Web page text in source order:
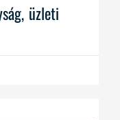
üzleti